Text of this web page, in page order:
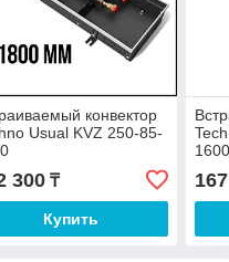
конвектор
Usual KVZ 250-85-
300₸
Купить